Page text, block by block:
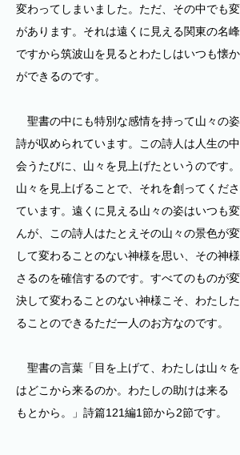
変わってしまいました。ただ、その中でも
があります。それは遠くに見える関東の名峰
ですから筑波山を見るとわたしはいつも懐
ができるのです。
聖書の中にも特別な感情を持って山々の
詩が収められています。この詩人は人生の
会うたびに、山々を見上げたというのです
山々を見上げることで、それを創ってくだ
ています。遠くに見える山々の姿はいつも
んが、この詩人はたとえその山々の景色が
して変わることのない神様を思い、その神
さるのを確信するのです。すべてのものが
決して変わることのない神様こそ、わたし
ることのできるただ一人のお方なのです。
聖書の言葉「目を上げて、わたしは山々
はどこから来るのか。わたしの助けは来る
もとから。」詩篇121編1節から2節です。